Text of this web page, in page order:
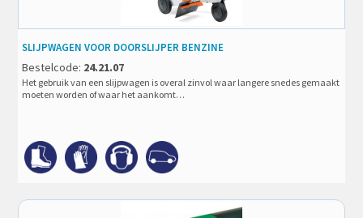
SLIJPWAGEN VOOR DOORSLIJPER BENZINE
Bestelcode: 24.21.07
Het gebruik van een slijpwagen is overal zinvol waar langere snedes gemaakt
moeten worden of waar het aankomt…